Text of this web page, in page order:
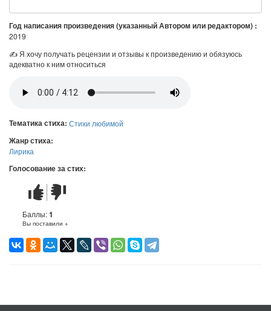
Год написания произведения (указанный Автором или редактором) :
2019
✍ Я хочу получать рецензии и отзывы к произведению и обязуюсь
адекватно к ним относиться
Тематика стиха: Стихи любимой
Жанр стиха:
Лирика
Голосование за стих:
Стих
понравился
Стих
не
понравился
Баллы:1
Вы поставили +